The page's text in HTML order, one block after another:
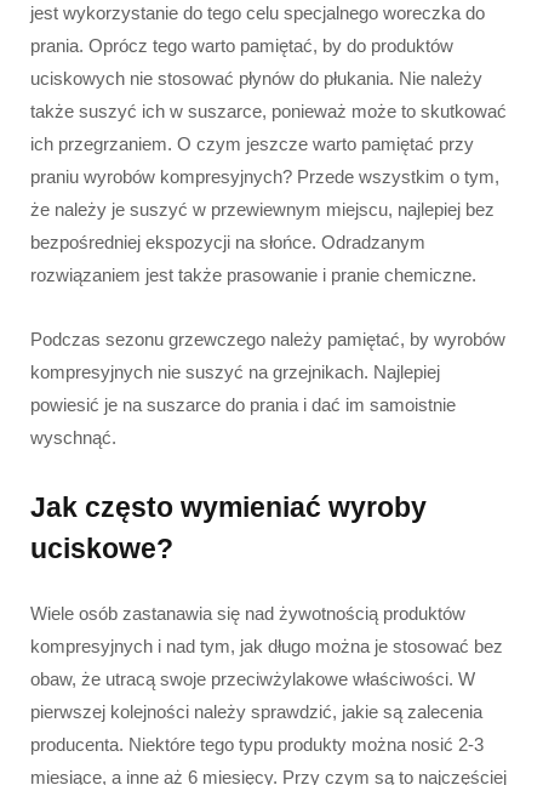
jest wykorzystanie do tego celu specjalnego woreczka do
prania. Oprócz tego warto pamiętać, by do produktów
uciskowych nie stosować płynów do płukania. Nie należy
także suszyć ich w suszarce, ponieważ może to skutkować
ich przegrzaniem. O czym jeszcze warto pamiętać przy
praniu wyrobów kompresyjnych? Przede wszystkim o tym,
że należy je suszyć w przewiewnym miejscu, najlepiej bez
bezpośredniej ekspozycji na słońce. Odradzanym
rozwiązaniem jest także prasowanie i pranie chemiczne.
Podczas sezonu grzewczego należy pamiętać, by wyrobów
kompresyjnych nie suszyć na grzejnikach. Najlepiej
powiesić je na suszarce do prania i dać im samoistnie
wyschnąć.
Jak często wymieniać wyroby
uciskowe?
Wiele osób zastanawia się nad żywotnością produktów
kompresyjnych i nad tym, jak długo można je stosować bez
obaw, że utracą swoje przeciwżylakowe właściwości. W
pierwszej kolejności należy sprawdzić, jakie są zalecenia
producenta. Niektóre tego typu produkty można nosić 2-3
miesiące, a inne aż 6 miesięcy. Przy czym są to najczęściej